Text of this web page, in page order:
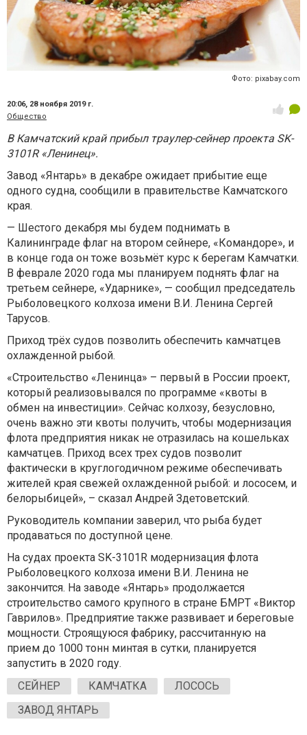
Фото: pixabay.com
20:06, 28 ноября 2019 г.
Общество
В Камчатский край прибыл траулер-сейнер проекта SK-
3101R «Ленинец».
Завод «Янтарь» в декабре ожидает прибытие еще
одного судна, сообщили в правительстве Камчатского
края.
— Шестого декабря мы будем поднимать в
Калининграде флаг на втором сейнере, «Командоре», и
в конце года он тоже возьмёт курс к берегам Камчатки.
В феврале 2020 года мы планируем поднять флаг на
третьем сейнере, «Ударнике», — сообщил председатель
Рыболовецкого колхоза имени В.И. Ленина Сергей
Тарусов.
Приход трёх судов позволить обеспечить камчатцев
охлажденной рыбой.
«Строительство «Ленинца» – первый в России проект,
который реализовывался по программе «квоты в
обмен на инвестиции». Сейчас колхозу, безусловно,
очень важно эти квоты получить, чтобы модернизация
флота предприятия никак не отразилась на кошельках
камчатцев. Приход всех трех судов позволит
фактически в круглогодичном режиме обеспечивать
жителей края свежей охлажденной рыбой: и лососем, и
белорыбицей», – сказал Андрей Здетоветский.
Руководитель компании заверил, что рыба будет
продаваться по доступной цене.
На судах проекта SK-3101R модернизация флота
Рыболовецкого колхоза имени В.И. Ленина не
закончится. На заводе «Янтарь» продолжается
строительство самого крупного в стране БМРТ «Виктор
Гаврилов». Предприятие также развивает и береговые
мощности. Строящуюся фабрику, рассчитанную на
прием до 1000 тонн минтая в сутки, планируется
запустить в 2020 году.
СЕЙНЕР
КАМЧАТКА
ЛОСОСЬ
ЗАВОД ЯНТАРЬ